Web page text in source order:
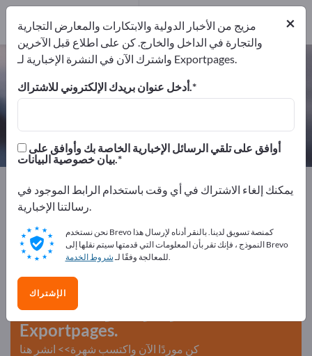
منظفات الصرف الصحي – اعثر على
الشركات المصنعة والموردين
المصدرين1
المصنعين1
Exportpages المواد الكيميائية والصيدلانية
مواد النظافة
منظفات الصرف الصحي
أعلن مجانًا على Exportpages!
الاحتياجات – العروض – السلع المستعملة – جهات الاتصال
التجارية >> ابدأ من هنا
انشر شركتك ومنتجاتك على
Exportpages.
كن موردًا الآن واكتسب شهرة>> انشر هنا
×
مزيج من الأخبار الدولية والابتكارات والمعارض التجارية
والتجارة في الداخل والخارج. كن على اطلاع قبل الآخرين
واشترك الآن في النشرة الإخبارية لـ Exportpages.
أدخل عنوان بريدك الإلكتروني للاشتراك.
بيان خصوصية البيانات.
يمكنك إلغاء الاشتراك في أي وقت باستخدام الرابط الموجود في
رسالتنا الإخبارية.
نحن نستخدم Brevo كمنصة تسويق لدينا. بالنقر أدناه لإرسال هذا
النموذج ، فإنك تقر بأن المعلومات التي قدمتها سيتم نقلها إلى Brevo
للمعالجة وفقًا لـشروط الخدمة .
الإشتراك